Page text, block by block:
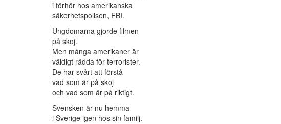
i förhör hos amerikanska
säkerhetspolisen, FBI.
Ungdomarna gjorde filmen
på skoj.
Men många amerikaner är
väldigt rädda för terrorister.
De har svårt att förstå
vad som är på skoj
och vad som är på riktigt.
Svensken är nu hemma
i Sverige igen hos sin familj.